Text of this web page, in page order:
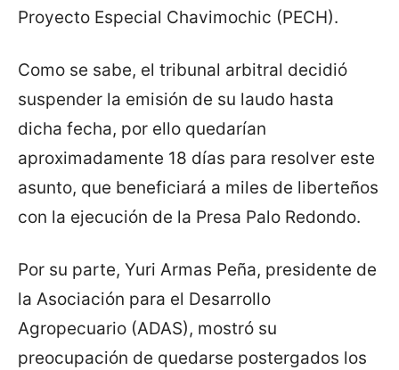
Proyecto Especial Chavimochic (PECH).
Como se sabe, el tribunal arbitral decidió
suspender la emisión de su laudo hasta
dicha fecha, por ello quedarían
aproximadamente 18 días para resolver este
asunto, que beneficiará a miles de liberteños
con la ejecución de la Presa Palo Redondo.
Por su parte, Yuri Armas Peña, presidente de
la Asociación para el Desarrollo
Agropecuario (ADAS), mostró su
preocupación de quedarse postergados los